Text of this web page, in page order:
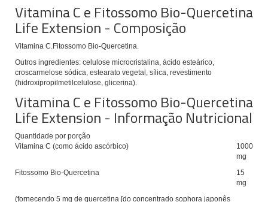
Vitamina C e Fitossomo Bio-Quercetina
Life Extension - Composição
Vitamina C. Fitossomo Bio-Quercetina.
Outros ingredientes: celulose microcristalina, ácido esteárico,
croscarmelose sódica, estearato vegetal, sílica, revestimento
(hidroxipropilmetilcelulose, glicerina).
Vitamina C e Fitossomo Bio-Quercetina
Life Extension - Informação Nutricional
Quantidade por porção
Vitamina C (como ácido ascórbico)
1000
mg
Fitossomo Bio-Quercetina
15
mg
(fornecendo 5 mg de quercetina [do concentrado sophora japonês